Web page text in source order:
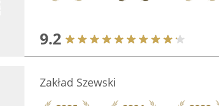
9.2
Zakład Szewski